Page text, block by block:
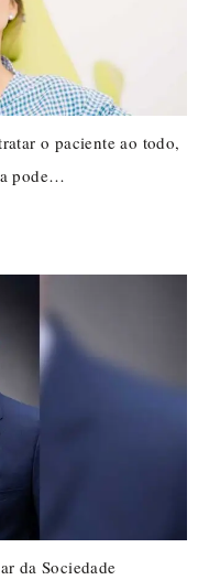
o paciente ao todo,
pode…
da Sociedade